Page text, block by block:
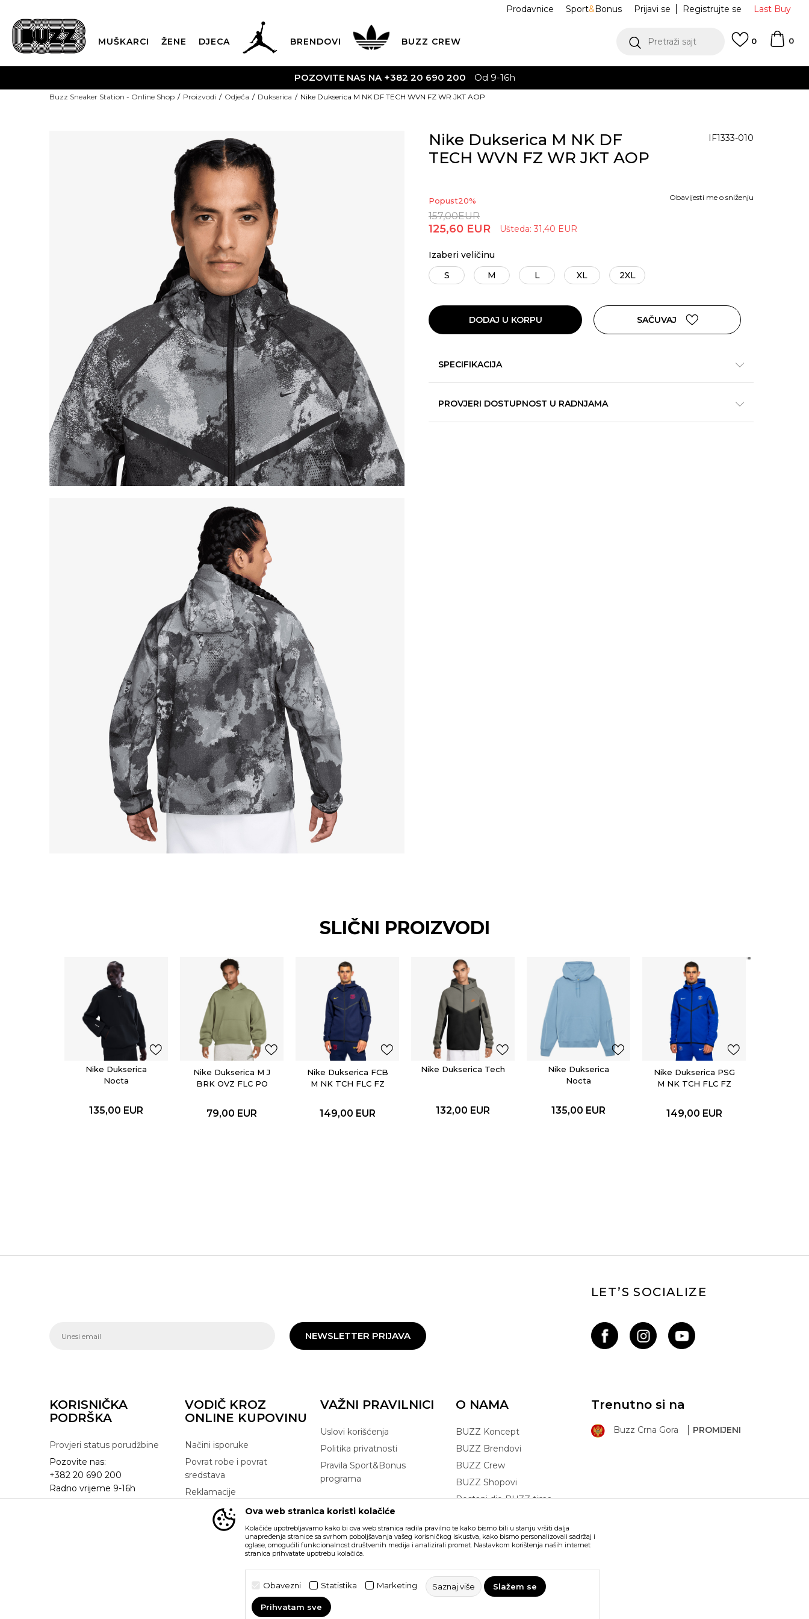
Last Buy
Prijavi se Registrujte se
Prodavnice Sport&Bonus
MUŠKARCI ŽENE DJECA BRENDOVI BUZZ CREW Pretraži sajt 0
0
POZOVITE NAS NA +382 20 690 200 Od 9-16h
Buzz Sneaker Station - Online Shop Proizvodi Odjeća Dukserica Nike Dukserica M NK DF TECH WVN FZ WR JKT AOP
Nike Dukserica M NK DF
TECH WVN FZ WR JKT AOP
IF1333-010
Popust20%
157,00EUR
125,60 EUR Ušteda: 31,40 EUR
Obavijesti me o sniženju
Izaberi veličinu
S
M L XL 2XL
DODAJ U KORPU SAČUVAJ
SPECIFIKACIJA
PROVJERI DOSTUPNOST U RADNJAMA
SLIČNI PROIZVODI
Nike Dukserica
Nocta
135,00 EUR
Nike Dukserica M J
BRK OVZ FLC PO
79,00 EUR
Nike Dukserica FCB
M NK TCH FLC FZ
149,00 EUR
Nike Dukserica Tech
132,00 EUR
Nike Dukserica
Nocta
135,00 EUR
Nike Dukserica PSG
M NK TCH FLC FZ
149,00 EUR
NEWSLETTER PRIJAVA
LET’S SOCIALIZE
KORISNIČKA
PODRŠKA
Provjeri status porudžbine
Pozovite nas:
+382 20 690 200
Radno vrijeme 9-16h
online@buzzsneakers.me
VODIČ KROZ
ONLINE KUPOVINU
Načini isporuke
Povrat robe i povrat
sredstava
Reklamacije
Zamjena artikla
VAŽNI PRAVILNICI
Uslovi korišćenja
Politika privatnosti
Pravila Sport&Bonus
programa
O NAMA
BUZZ Koncept
BUZZ Brendovi
BUZZ Crew
BUZZ Shopovi
Postani dio BUZZ tima
Trenutno si na
Buzz Crna Gora PROMIJENI
su dio naše ponude i ne podrazumijeva da su dostupni u svakom trenutku. Raspoloživost robe
Ova web stranica koristi kolačiće
Kolačiće upotrebljavamo kako bi ova web stranica radila pravilno te kako bismo bili u stanju vršiti dalja
unapređenja stranice sa svrhom poboljšavanja vašeg korisničkog iskustva, kako bismo personalizovali sadržaj i
oglase, omogućili funkcionalnost društvenih medija i analizirali promet. Nastavkom korištenja naših internet
stranica prihvatate upotrebu kolačića.
Obavezni Statistika Marketing Saznaj više Slažem se
Prihvatam sve